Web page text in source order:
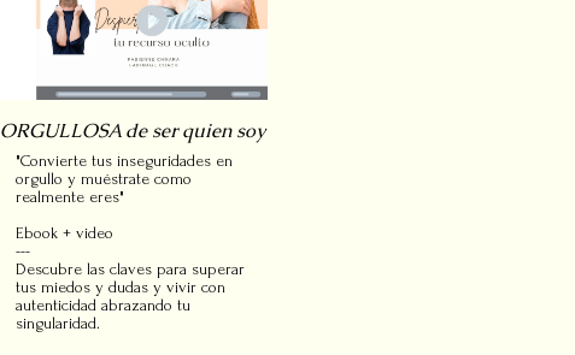
ORGULLOSA de ser quien soy
"Convierte tus inseguridades en
orgullo y muéstrate como
realmente eres"
Ebook + video
---
Descubre las claves para superar
tus miedos y dudas y vivir con
autenticidad abrazando tu
singularidad.